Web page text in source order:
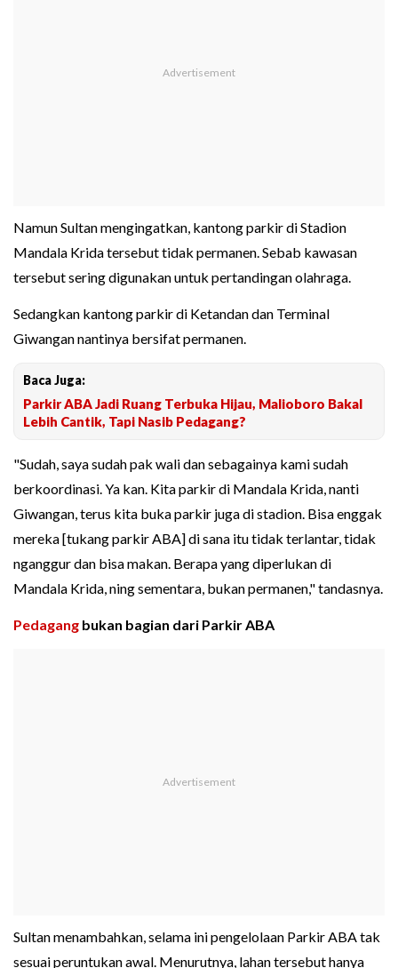
Namun Sultan mengingatkan, kantong parkir di Stadion
Mandala Krida tersebut tidak permanen. Sebab kawasan
tersebut sering digunakan untuk pertandingan olahraga.
Sedangkan kantong parkir di Ketandan dan Terminal
Giwangan nantinya bersifat permanen.
Baca Juga:
Parkir ABA Jadi Ruang Terbuka Hijau, Malioboro Bakal
Lebih Cantik, Tapi Nasib Pedagang?
"Sudah, saya sudah pak wali dan sebagainya kami sudah
berkoordinasi. Ya kan. Kita parkir di Mandala Krida, nanti
Giwangan, terus kita buka parkir juga di stadion. Bisa enggak
mereka [tukang parkir ABA] di sana itu tidak terlantar, tidak
nganggur dan bisa makan. Berapa yang diperlukan di
Mandala Krida, ning sementara, bukan permanen," tandasnya.
Pedagang bukan bagian dari Parkir ABA
Sultan menambahkan, selama ini pengelolaan Parkir ABA tak
sesuai peruntukan awal. Menurutnya, lahan tersebut hanya